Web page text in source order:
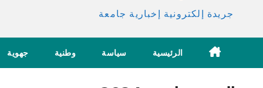
جريدة إلكترونية إخبارية جامعة
الرئيسية سياسة وطنية جهوية